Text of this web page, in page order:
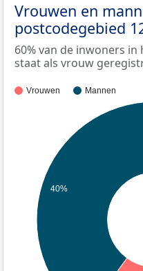
Vrouwen en
postcodegebied
60% van de inwoners
staat als vrouw
Vrouwen Mannen
40%